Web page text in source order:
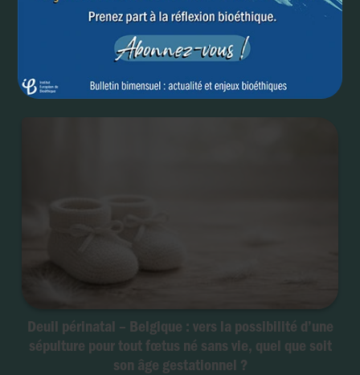
Campagne des 1000 premiers jours : où commence
l’humanité ?
Deuil périnatal – Belgique : vers la possibilité d’une
sépulture pour tout fœtus né sans vie, quel que soit
son âge gestationnel ?